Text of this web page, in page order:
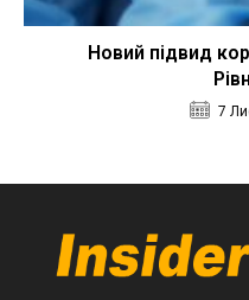
Новий підвид
7